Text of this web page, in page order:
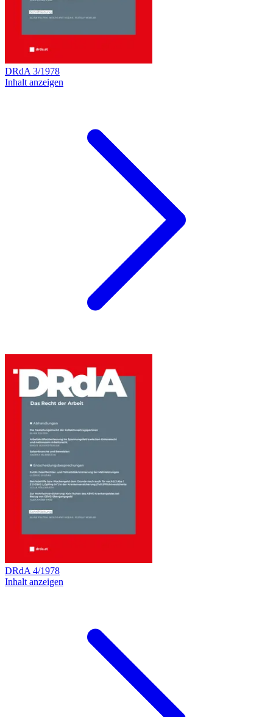
DRdA 3/1978
Inhalt anzeigen
DRdA 4/1978
Inhalt anzeigen